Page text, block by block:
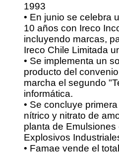
1993
• En junio se celebra
10 años con Ireco
incluyendo marcas,
Ireco Chile Limitada
• Se implementa un
producto del
marcha el segundo
informática.
• Se concluye
nítrico y nitrato de
planta de
Explosivos
• Famae vende el